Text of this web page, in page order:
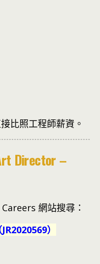
比照工程師薪資。
Director –
網站搜尋：
）